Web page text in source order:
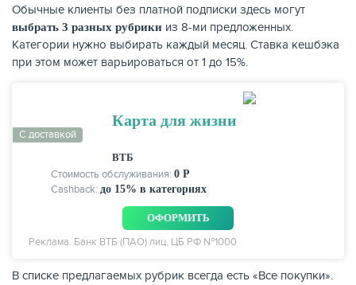
Обычные клиенты без платной подписки здесь могут
выбрать 3 разных рубрики из 8-ми предложенных.
Категории нужно выбирать каждый месяц. Ставка кешбэка
при этом может варьироваться от 1 до 15%.
Карта для жизни
С доставкой
ВТБ
Стоимость обслуживания: 0 Р
Cashback: до 15% в категориях
ОФОРМИТЬ
Реклама. Банк ВТБ (ПАО) лиц. ЦБ РФ №1000
В списке предлагаемых рубрик всегда есть «Все покупки».